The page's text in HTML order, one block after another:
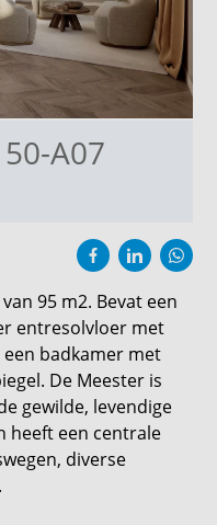
A07
95 m2. Bevat een
entresolvloer met
badkamer met
De Meester is
gewilde, levendige
heeft een centrale
diverse